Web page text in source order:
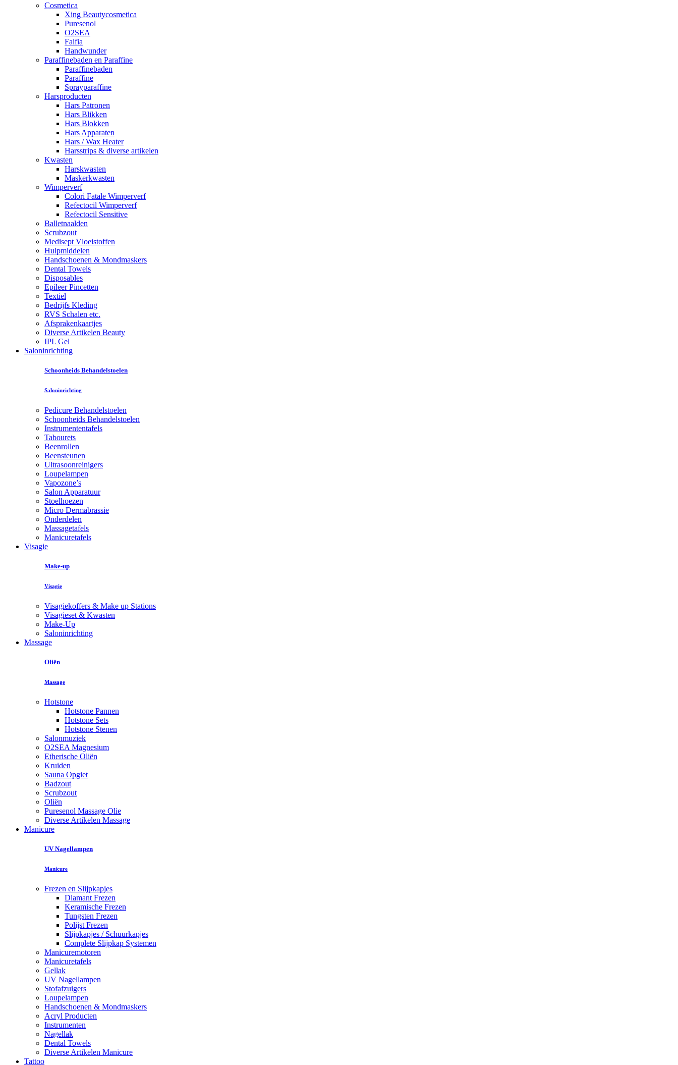
Cosmetica
Xing Beautycosmetica
Puresenol
O2SEA
Faifia
Handwunder
Paraffinebaden en Paraffine
Paraffinebaden
Paraffine
Sprayparaffine
Harsproducten
Hars Patronen
Hars Blikken
Hars Blokken
Hars Apparaten
Hars / Wax Heater
Harsstrips & diverse artikelen
Kwasten
Harskwasten
Maskerkwasten
Wimperverf
Colori Fatale Wimperverf
Refectocil Wimperverf
Refectocil Sensitive
Balletnaalden
Scrubzout
Medisept Vloeistoffen
Hulpmiddelen
Handschoenen & Mondmaskers
Dental Towels
Disposables
Epileer Pincetten
Textiel
Bedrijfs Kleding
RVS Schalen etc.
Afsprakenkaartjes
Diverse Artikelen Beauty
IPL Gel
Saloninrichting
Schoonheids Behandelstoelen
Saloninrichting
Pedicure Behandelstoelen
Schoonheids Behandelstoelen
Instrumententafels
Tabourets
Beenrollen
Beensteunen
Ultrasoonreinigers
Loupelampen
Vapozone’s
Salon Apparatuur
Stoelhoezen
Micro Dermabrassie
Onderdelen
Massagetafels
Manicuretafels
Visagie
Make-up
Visagie
Visagiekoffers & Make up Stations
Visagieset & Kwasten
Make-Up
Saloninrichting
Massage
Oliën
Massage
Hotstone
Hotstone Pannen
Hotstone Sets
Hotstone Stenen
Salonmuziek
O2SEA Magnesium
Etherische Oliën
Kruiden
Sauna Opgiet
Badzout
Scrubzout
Oliën
Puresenol Massage Olie
Diverse Artikelen Massage
Manicure
UV Nagellampen
Manicure
Frezen en Slijpkapjes
Diamant Frezen
Keramische Frezen
Tungsten Frezen
Polijst Frezen
Slijpkapjes / Schuurkapjes
Complete Slijpkap Systemen
Manicuremotoren
Manicuretafels
Gellak
UV Nagellampen
Stofafzuigers
Loupelampen
Handschoenen & Mondmaskers
Acryl Producten
Instrumenten
Nagellak
Dental Towels
Diverse Artikelen Manicure
Tattoo